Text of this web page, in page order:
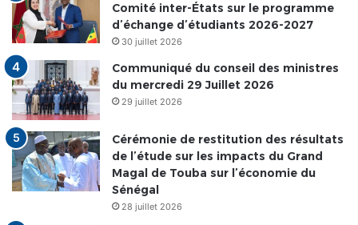
Comité inter-États sur le programme
d’échange d’étudiants 2026-2027
30 juillet 2026
Communiqué du conseil des ministres
du mercredi 29 Juillet 2026
29 juillet 2026
Cérémonie de restitution des résultats
de l’étude sur les impacts du Grand
Magal de Touba sur l’économie du
Sénégal
28 juillet 2026